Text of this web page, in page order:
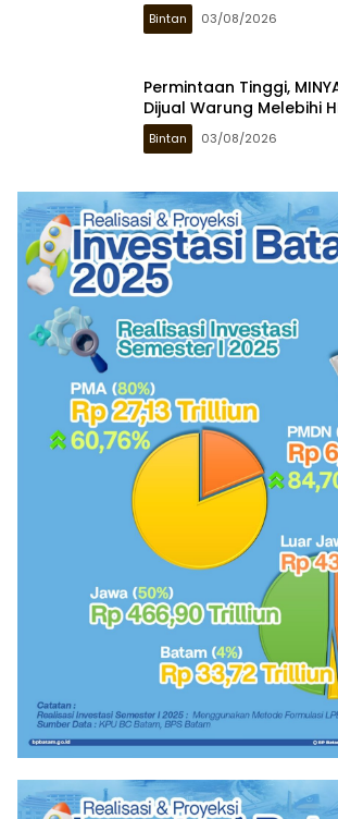
Bintan 03/08/2026
Permintaan Tinggi,
Dijual Warung Melebihi
Bintan 03/08/2026